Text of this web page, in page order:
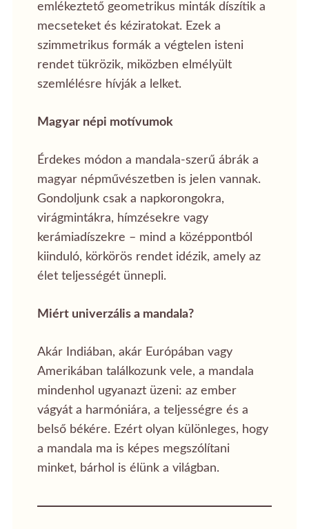
emlékeztető geometrikus minták díszítik a
mecseteket és kéziratokat. Ezek a
szimmetrikus formák a végtelen isteni
rendet tükrözik, miközben elmélyült
szemlélésre hívják a lelket.
Magyar népi motívumok
Érdekes módon a mandala-szerű ábrák a
magyar népművészetben is jelen vannak.
Gondoljunk csak a napkorongokra,
virágmintákra, hímzésekre vagy
kerámiadíszekre – mind a középpontból
kiinduló, körkörös rendet idézik, amely az
élet teljességét ünnepli.
Miért univerzális a mandala?
Akár Indiában, akár Európában vagy
Amerikában találkozunk vele, a mandala
mindenhol ugyanazt üzeni: az ember
vágyát a harmóniára, a teljességre és a
belső békére. Ezért olyan különleges, hogy
a mandala ma is képes megszólítani
minket, bárhol is élünk a világban.